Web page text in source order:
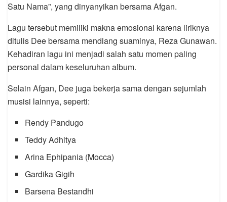
Satu Nama”, yang dinyanyikan bersama Afgan.
Lagu tersebut memiliki makna emosional karena liriknya
ditulis Dee bersama mendiang suaminya, Reza Gunawan.
Kehadiran lagu ini menjadi salah satu momen paling
personal dalam keseluruhan album.
Selain Afgan, Dee juga bekerja sama dengan sejumlah
musisi lainnya, seperti:
Rendy Pandugo
Teddy Adhitya
Arina Ephipania (Mocca)
Gardika Gigih
Barsena Bestandhi